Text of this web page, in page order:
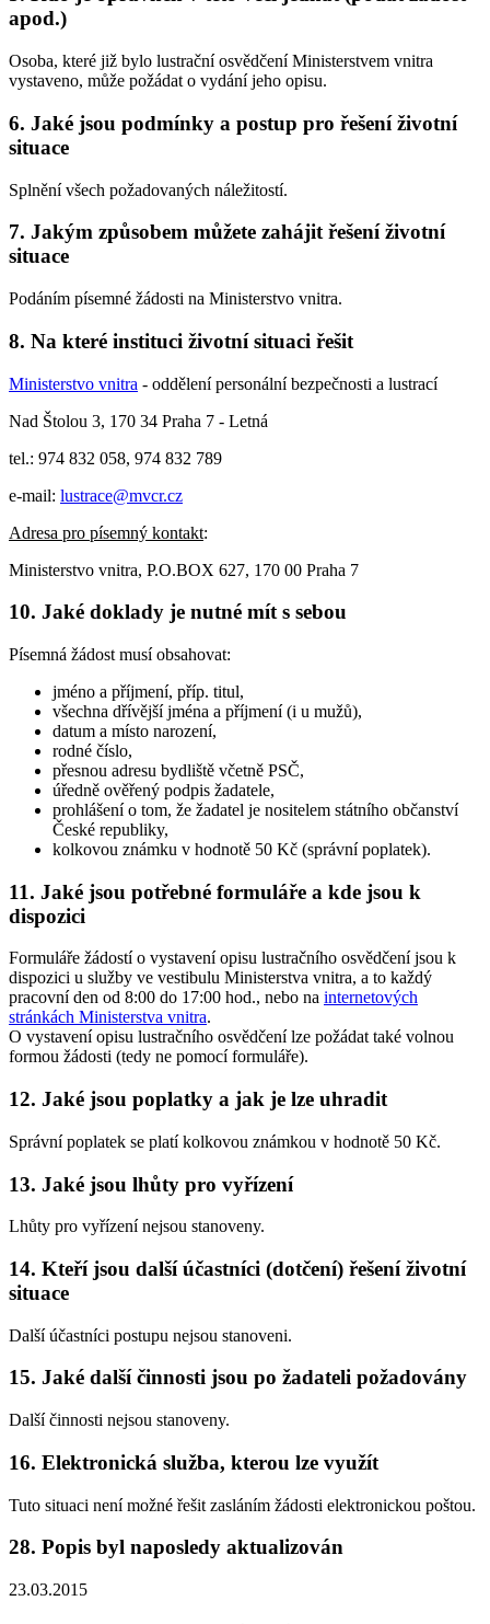
apod.)
Osoba, které již bylo lustrační osvědčení Ministerstvem vnitra
vystaveno, může požádat o vydání jeho opisu.
6. Jaké jsou podmínky a postup pro řešení životní
situace
Splnění všech požadovaných náležitostí.
7. Jakým způsobem můžete zahájit řešení životní
situace
Podáním písemné žádosti na Ministerstvo vnitra.
8. Na které instituci životní situaci řešit
Ministerstvo vnitra - oddělení personální bezpečnosti a lustrací
Nad Štolou 3, 170 34 Praha 7 - Letná
tel.: 974 832 058, 974 832 789
e-mail: lustrace@mvcr.cz
Adresa pro písemný kontakt:
Ministerstvo vnitra, P.O.BOX 627, 170 00 Praha 7
10. Jaké doklady je nutné mít s sebou
Písemná žádost musí obsahovat:
jméno a příjmení, příp. titul,
všechna dřívější jména a příjmení (i u mužů),
datum a místo narození,
rodné číslo,
přesnou adresu bydliště včetně PSČ,
úředně ověřený podpis žadatele,
prohlášení o tom, že žadatel je nositelem státního občanství
České republiky,
kolkovou známku v hodnotě 50 Kč (správní poplatek).
11. Jaké jsou potřebné formuláře a kde jsou k
dispozici
Formuláře žádostí o vystavení opisu lustračního osvědčení jsou k
dispozici u služby ve vestibulu Ministerstva vnitra, a to každý
pracovní den od 8:00 do 17:00 hod., nebo na internetových
stránkách Ministerstva vnitra.
O vystavení opisu lustračního osvědčení lze požádat také volnou
formou žádosti (tedy ne pomocí formuláře).
12. Jaké jsou poplatky a jak je lze uhradit
Správní poplatek se platí kolkovou známkou v hodnotě 50 Kč.
13. Jaké jsou lhůty pro vyřízení
Lhůty pro vyřízení nejsou stanoveny.
14. Kteří jsou další účastníci (dotčení) řešení životní
situace
Další účastníci postupu nejsou stanoveni.
15. Jaké další činnosti jsou po žadateli požadovány
Další činnosti nejsou stanoveny.
16. Elektronická služba, kterou lze využít
Tuto situaci není možné řešit zasláním žádosti elektronickou poštou.
28. Popis byl naposledy aktualizován
23.03.2015